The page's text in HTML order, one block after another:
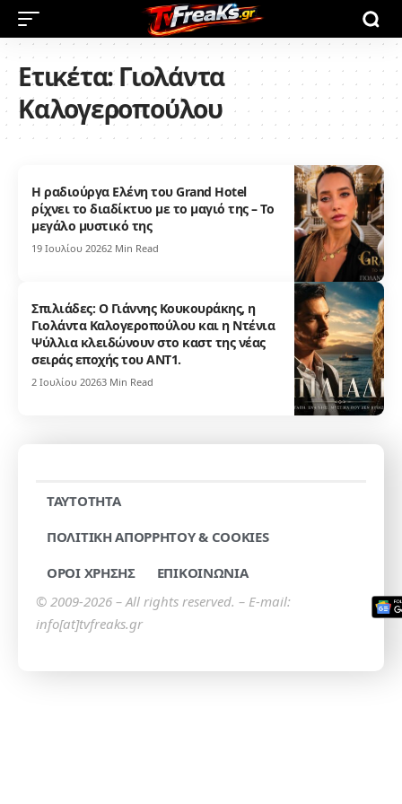
Ετικέτα:Γιολάντα
Καλογεροπούλου
Η ραδιούργα Ελένη του Grand Hotel
ρίχνει το διαδίκτυο με το μαγιό της – Το
μεγάλο μυστικό της
19 Ιουλίου 20262 Min Read
Σπιλιάδες: Ο Γιάννης Κουκουράκης, η
Γιολάντα Καλογεροπούλου και η Ντένια
Ψύλλια κλειδώνουν στο καστ της νέας
σειράς εποχής του ΑΝΤ1.
2 Ιουλίου 20263 Min Read
TAYTOTHTA
ΠΟΛΙΤΙΚΗ ΑΠΟΡΡΗΤΟΥ & COOKIES
ΟΡΟΙ ΧΡΗΣΗΣ
ΕΠΙΚΟΙΝΩΝΙΑ
© 2009-2026 – All rights reserved. – E-mail:
info[at]tvfreaks.gr